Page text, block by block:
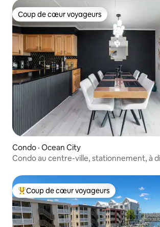
Coup de cœur voyageurs
Coup de cœur voyageurs
Condo · Ocean City
Condo au centre-ville, stationnement, à
Coup de cœur voyageurs parmi les plus
Coup de cœur voyageurs